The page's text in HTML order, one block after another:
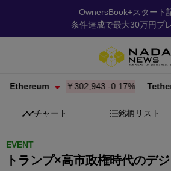
OwnersBook+スタート
条件達成で最大30万円プ
￥302,943-0.17% Tether
チャート 銘柄リスト
EVENT
トランプ×高市政権時代のデ